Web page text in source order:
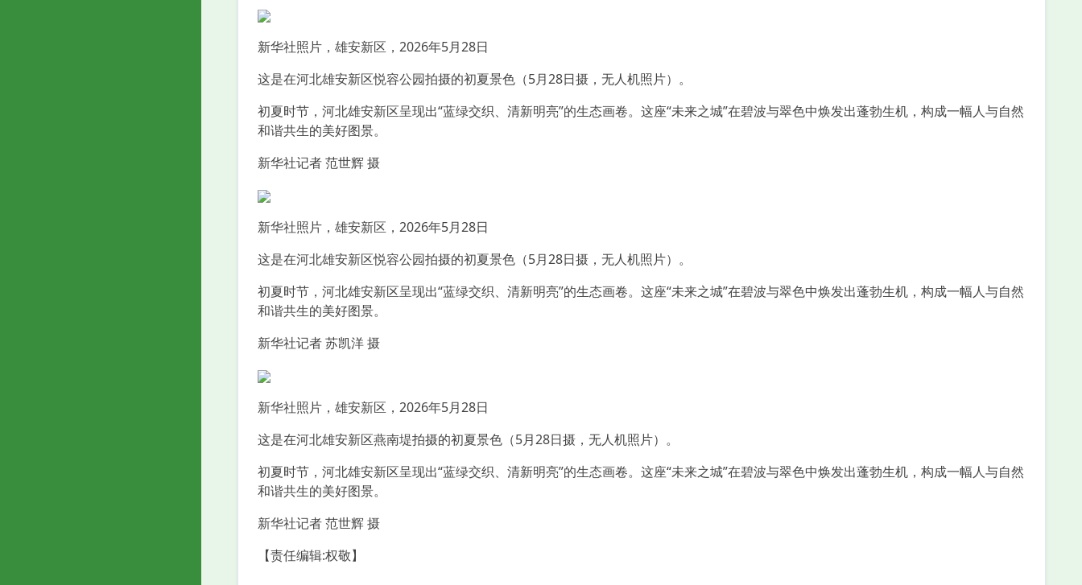
新华社照片，雄安新区，2026年5月28日
这是在河北雄安新区悦容公园拍摄的初夏景色（5月28日摄，无人机照片）。
初夏时节，河北雄安新区呈现出“蓝绿交织、清新明亮”的生态画卷。这座“未来之城”在碧波与翠色中焕发出蓬勃生机，构成一幅人与自然
和谐共生的美好图景。
新华社记者 范世辉 摄
新华社照片，雄安新区，2026年5月28日
这是在河北雄安新区悦容公园拍摄的初夏景色（5月28日摄，无人机照片）。
初夏时节，河北雄安新区呈现出“蓝绿交织、清新明亮”的生态画卷。这座“未来之城”在碧波与翠色中焕发出蓬勃生机，构成一幅人与自然
和谐共生的美好图景。
新华社记者 苏凯洋 摄
新华社照片，雄安新区，2026年5月28日
这是在河北雄安新区燕南堤拍摄的初夏景色（5月28日摄，无人机照片）。
初夏时节，河北雄安新区呈现出“蓝绿交织、清新明亮”的生态画卷。这座“未来之城”在碧波与翠色中焕发出蓬勃生机，构成一幅人与自然
和谐共生的美好图景。
新华社记者 范世辉 摄
【责任编辑:权敬】